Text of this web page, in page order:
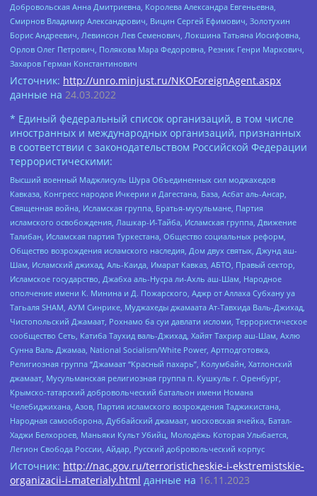
Добровольская Анна Дмитриевна, Королева Александра Евгеньевна,
Смирнов Владимир Александрович, Вицин Сергей Ефимович, Золотухин
Борис Андреевич, Левинсон Лев Семенович, Локшина Татьяна Иосифовна,
Орлов Олег Петрович, Полякова Мара Федоровна, Резник Генри Маркович,
Захаров Герман Константинович
Источник: http://unro.minjust.ru/NKOForeignAgent.aspx
данные на 24.03.2022
* Единый федеральный список организаций, в том числе
иностранных и международных организаций, признанных
в соответствии с законодательством Российской Федерации
террористическими:
Высший военный Маджлисуль Шура Объединенных сил моджахедов
Кавказа, Конгресс народов Ичкерии и Дагестана, База, Асбат аль-Ансар,
Священная война, Исламская группа, Братья-мусульмане, Партия
исламского освобождения, Лашкар-И-Тайба, Исламская группа, Движение
Талибан, Исламская партия Туркестана, Общество социальных реформ,
Общество возрождения исламского наследия, Дом двух святых, Джунд аш-
Шам, Исламский джихад, Аль-Каида, Имарат Кавказ, АБТО, Правый сектор,
Исламское государство, Джабха аль-Нусра ли-Ахль аш-Шам, Народное
ополчение имени К. Минина и Д. Пожарского, Аджр от Аллаха Субхану уа
Тагьаля SHAM, АУМ Синрике, Муджахеды джамаата Ат-Тавхида Валь-Джихад,
Чистопольский Джамаат, Рохнамо ба суи давлати исломи, Террористическое
сообщество Сеть, Катиба Таухид валь-Джихад, Хайят Тахрир аш-Шам, Ахлю
Сунна Валь Джамаа, National Socialism/White Power, Артподготовка,
Религиозная группа “Джамаат “Красный пахарь”, Колумбайн, Хатлонский
джамаат, Мусульманская религиозная группа п. Кушкуль г. Оренбург,
Крымско-татарский добровольческий батальон имени Номана
Челебиджихана, Азов, Партия исламского возрождения Таджикистана,
Народная самооборона, Дуббайский джамаат, московская ячейка, Батал-
Хаджи Белхороев, Маньяки Культ Убийц, Молодёжь Которая Улыбается,
Легион Свобода России, Айдар, Русский добровольческий корпус
Источник: http://nac.gov.ru/terroristicheskie-i-ekstremistskie-
organizacii-i-materialy.html данные на 16.11.2023